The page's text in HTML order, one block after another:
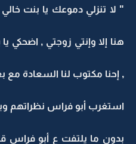
" لا تنزلي دموعك يا بنت
هنا إلا وإنتي زوجتي , اضحكي
, إحنا مكتوب لنا السعادة مع
استغرب أبو فراس نظراتهم
بدون ما يلتفت ع أبو فراس